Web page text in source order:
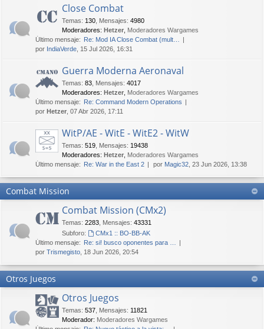
Close Combat
Temas: 130 Mensajes: 4980
Moderadores: Hetzer Moderadores Wargames
Último mensaje: Re: Mod IA Close Combat (mult…
por IndiaVerde , 15 Jul 2026, 16:31
Guerra Moderna Aeronaval
Temas: 83 Mensajes: 4017
Moderadores: Hetzer Moderadores Wargames
Último mensaje: Re: Command Modern Operations
por Hetzer , 07 Abr 2026, 17:11
WitP/AE - WitE - WitE2 - WitW
Temas: 519 Mensajes: 19438
Moderadores: Hetzer Moderadores Wargames
Último mensaje: Re: War in the East 2 por Magic32 , 23 Jun 2026, 13:38
Combat Mission
Combat Mission (CMx2)
Temas: 2283 Mensajes: 43331
Subforo:
CMx1 :: BO-BB-AK
Último mensaje: Re: si! busco oponentes para …
por Trismegisto , 18 Jun 2026, 20:54
Otros Juegos
Otros Juegos
Temas: 537 Mensajes: 11821
Moderador: Moderadores Wargames